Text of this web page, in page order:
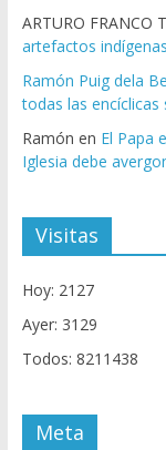
ARTURO FRANCO
artefactos indígenas
Ramón Puig dela
todas las encíclicas
Ramón en El Papa
Iglesia debe
Visitas
Hoy: 2127
Ayer: 3129
Todos: 8211438
Meta